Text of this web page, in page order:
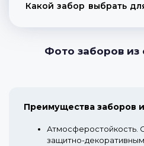
Какой забор выбрать
Фото заборов из
Преимущества заборов
Атмосферостойкость.
защитно-